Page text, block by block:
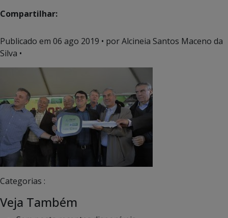
Compartilhar:
Publicado em 06 ago 2019 • por Alcineia Santos Maceno da
Silva •
Categorias :
Veja Também